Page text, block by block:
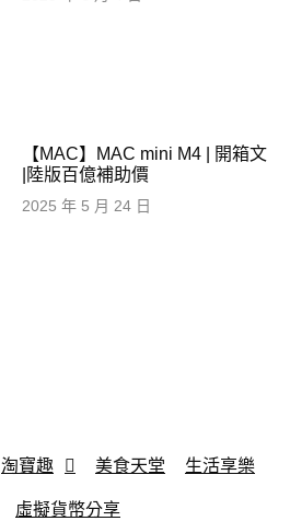
【MAC】MAC mini M4 | 開箱文
|陸版百億補助價
2025 年 5 月 24 日
淘寶趣 美食天堂 生活享樂
虛擬貨幣分享